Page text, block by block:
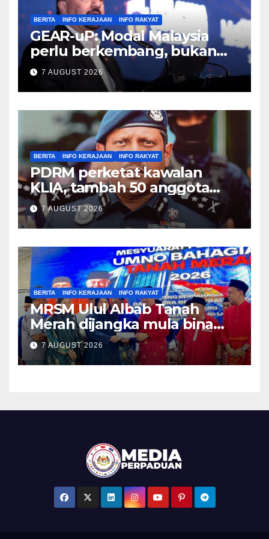
BERITA INFO KERAJAAN INFO RAKYAT
GEAR-uP: Modal Malaysia
perlu berkembang, bukan
sekadar beredar – Amir
Hamzah
7 AUGUST 2026
BERITA INFO KERAJAAN INFO RAKYAT
PDRM perketat kawalan
KLIA, tambah 50 anggota
PGA banteras seludup dadah
– Hussein Omar
7 AUGUST 2026
BERITA INFO KERAJAAN INFO RAKYAT
MRSM Ulul Albab Tanah
Merah dijangka mula bina
sebelum April tahun depan –
Asyraf Wajdi
7 AUGUST 2026